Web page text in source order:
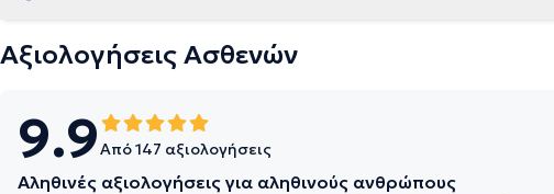
Αξιολογήσεις Ασθενών
9.9Από 147 αξιολογήσεις
Αληθινές αξιολογήσεις για αληθινούς ανθρώπους